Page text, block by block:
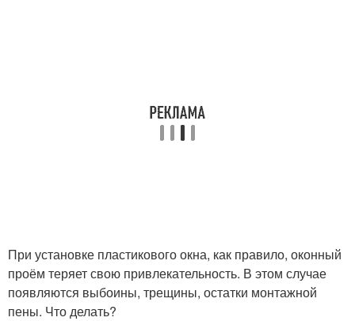
При установке пластикового окна, как правило, оконный
проём теряет свою привлекательность. В этом случае
появляются выбоины, трещины, остатки монтажной
пены. Что делать?